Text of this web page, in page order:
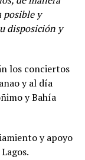
posible y
disposición y
los conciertos
y al día
y Bahía
y apoyo